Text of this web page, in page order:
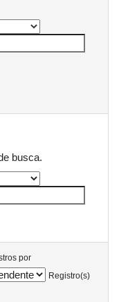
busca.
por
Registro(s)